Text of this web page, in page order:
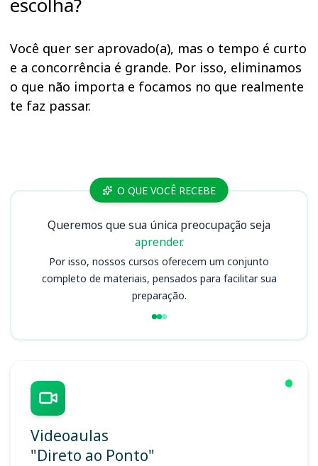
escolha?
Você quer ser aprovado(a), mas o tempo é curto
e a concorrência é grande. Por isso, eliminamos
o que não importa e focamos no que realmente
te faz passar.
Cursos O QUE VOCÊ RECEBE
Queremos que sua única preocupação seja
aprender.
Por isso, nossos cursos oferecem um conjunto
completo de materiais, pensados para facilitar sua
preparação.
Videoaulas
"Direto ao Ponto"